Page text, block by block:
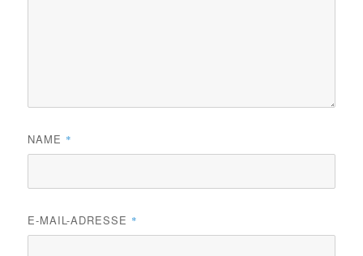
NAME *
E-MAIL-ADRESSE *